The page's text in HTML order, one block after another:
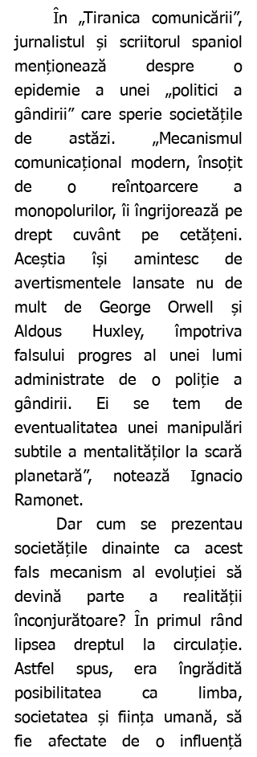
jurnalistul și scriitorul spaniol
menționează despre o
epidemie a unei „politici a
gândirii” care sperie societățile
de astăzi. „Mecanismul
comunicațional modern, însoțit
de o reîntoarcere a
monopolurilor, îi îngrijorează pe
drept cuvânt pe cetățeni.
Aceștia își amintesc de
avertismentele lansate nu de
mult de George Orwell și
Aldous Huxley, împotriva
falsului progres al unei lumi
administrate de o poliție a
gândirii. Ei se tem de
eventualitatea unei manipulări
subtile a mentalităților la scară
planetară”, notează Ignacio
Ramonet.
societățile dinainte ca acest
fals mecanism al evoluției să
devină parte a realității
înconjurătoare? În primul rând
lipsea dreptul la circulație.
Astfel spus, era îngrădită
posibilitatea ca limba,
societatea și ființa umană, să
fie afectate de o influență